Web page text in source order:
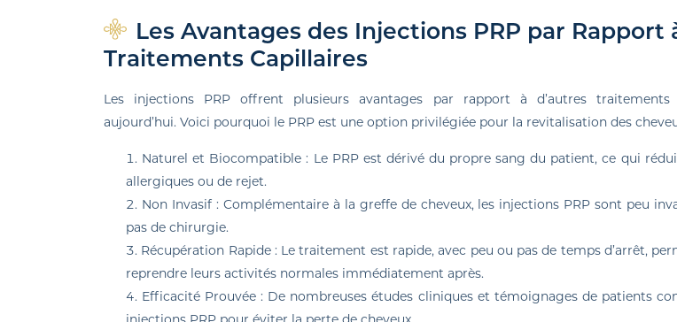
Les Avantages des Injections PRP par Rapport
Traitements Capillaires
Les injections PRP offrent plusieurs avantages par rapport à d’autres traitements
aujourd’hui. Voici pourquoi le PRP est une option privilégiée pour la revitalisation des
Naturel et Biocompatible : Le PRP est dérivé du propre sang du patient, ce qui
allergiques ou de rejet.
Non Invasif : Complémentaire à la greffe de cheveux, les injections PRP sont peu
pas de chirurgie.
Récupération Rapide : Le traitement est rapide, avec peu ou pas de temps d’arrêt,
reprendre leurs activités normales immédiatement après.
Efficacité Prouvée : De nombreuses études cliniques et témoignages de patients